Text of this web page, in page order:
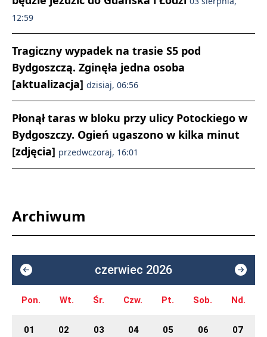
12:59
Tragiczny wypadek na trasie S5 pod
Bydgoszczą. Zginęła jedna osoba
[aktualizacja] dzisiaj, 06:56
Płonął taras w bloku przy ulicy Potockiego w
Bydgoszczy. Ogień ugaszono w kilka minut
[zdjęcia] przedwczoraj, 16:01
Archiwum
czerwiec 2026
Pon. Wt. Śr. Czw. Pt. Sob. Nd.
01 02 03 04 05 06 07